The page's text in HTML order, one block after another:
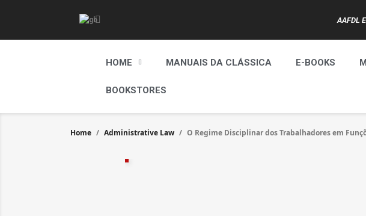
AAFDL
HOME MANUAIS DA CLÁSSICA E-BOOKS
BOOKSTORES
Home Administrative Law O Regime Disciplinar dos Trabalhadores em